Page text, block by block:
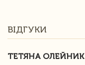
ВІДГУКИ
ТЕТЯНА ОЛЕЙНИК